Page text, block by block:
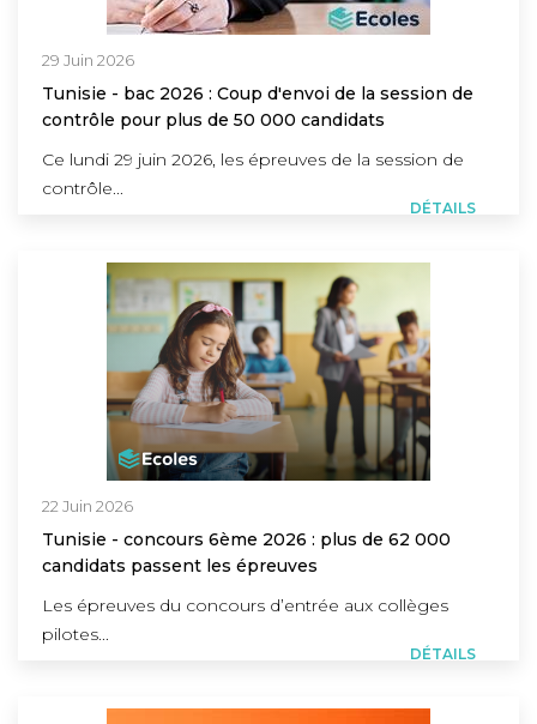
29 Juin 2026
Tunisie - bac 2026 : Coup d'envoi de la session de
contrôle pour plus de 50 000 candidats
Ce lundi 29 juin 2026, les épreuves de la session de
contrôle...
DÉTAILS
22 Juin 2026
Tunisie - concours 6ème 2026 : plus de 62 000
candidats passent les épreuves
Les épreuves du concours d’entrée aux collèges
pilotes...
DÉTAILS